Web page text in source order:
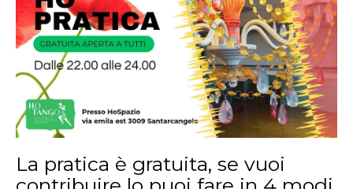
La pratica è gratuita, se vuoi